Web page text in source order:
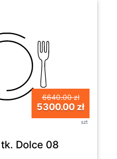
6640.00 zł
5300.00 zł
szt
Dolce 08